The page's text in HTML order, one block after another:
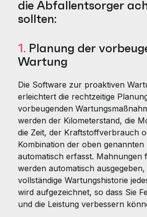
die Abfallentsorger
sollten:
1. Planung der
Wartung
Die Software zur proaktiven
erleichtert die rechtzeitige
vorbeugenden
werden der Kilometerstand, die
die Zeit, der Kraftstoffverbrauch
Kombination der oben
automatisch erfasst. Mahnungen
werden automatisch ausgegeben,
vollständige Wartungshistorie
wird aufgezeichnet, so dass Sie
und die Leistung verbessern